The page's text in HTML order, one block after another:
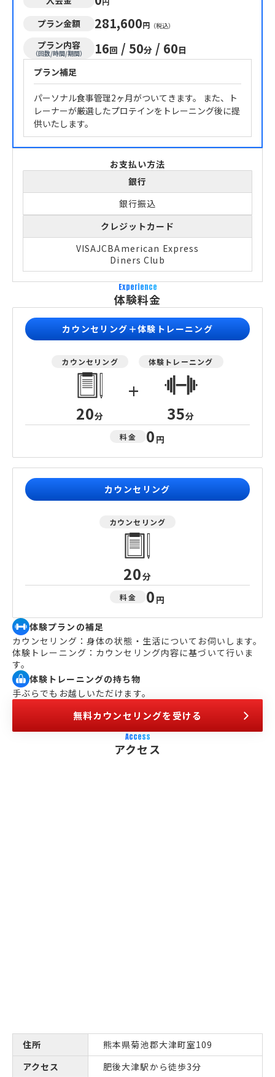
プラン金額 281,600円 （税込）
プラン内容
（回数/時間/期間） 16回 / 50分 / 60日
プラン補足
パーソナル食事管理2ヶ月がついてきます。 また、ト
レーナーが厳選したプロテインをトレーニング後に提
供いたします。
お支払い方法
銀行
銀行振込
クレジットカード
VISAJCBAmerican Express
Diners Club
Experience
体験料金
カウンセリング＋体験トレーニング
カウンセリング
20分
+
体験トレーニング
35分
料金 0 円
カウンセリング
カウンセリング
20分
料金 0 円
体験プランの補足
カウンセリング：身体の状態・生活についてお伺いします。
体験トレーニング：カウンセリング内容に基づいて行いま
す。
体験トレーニングの持ち物
手ぶらでもお越しいただけます。
無料カウンセリングを受ける
Access
アクセス
住所
熊本県菊池郡大津町室109
アクセス
肥後大津駅から徒歩3分